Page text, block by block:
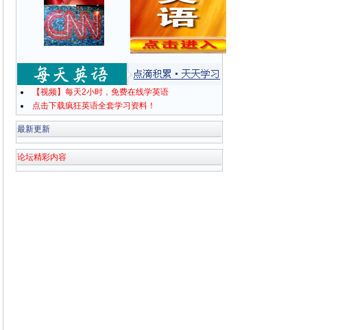
【视频】每天2小时，免费在线学英语
点击下载疯狂英语全套学习资料！
最新更新
论坛精彩内容